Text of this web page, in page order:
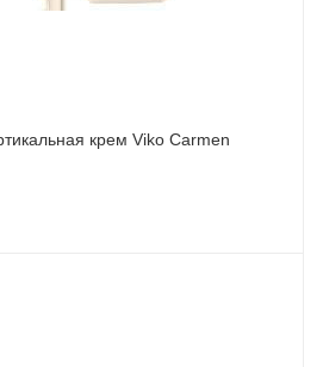
крем Viko Carmen